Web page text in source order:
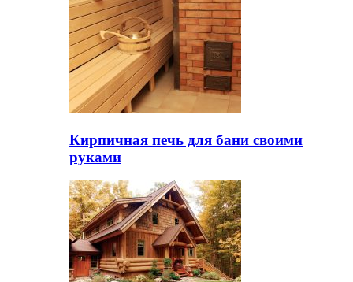
Кирпичная печь для бани своими
руками